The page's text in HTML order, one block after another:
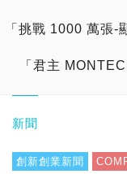
「挑戰 1000 萬張-
「君主
新聞
創新創業新聞